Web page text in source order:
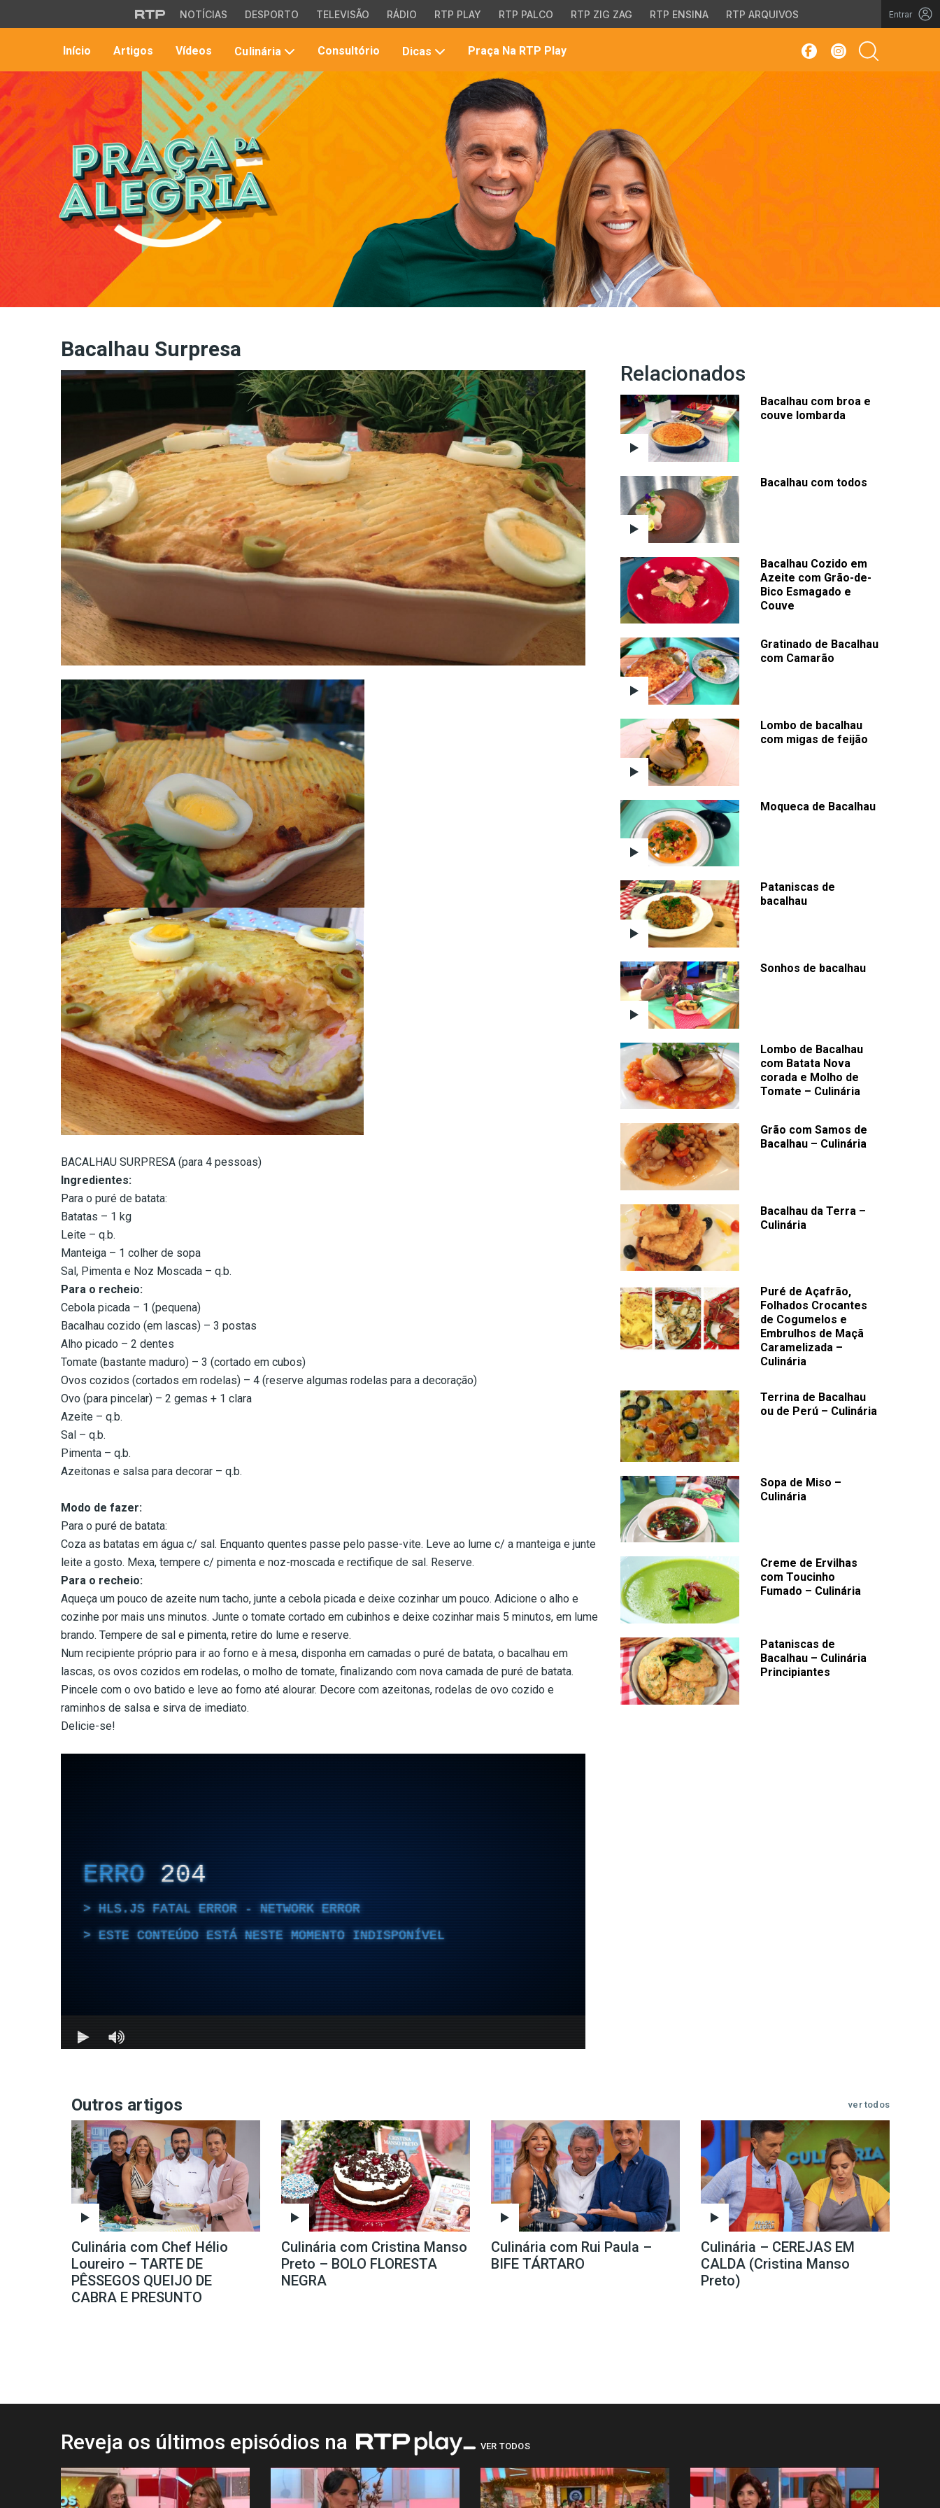
Saltar para o conteúdo principal
NOTÍCIAS DESPORTO TELEVISÃO RÁDIO RTP PLAY RTP PALCO RTP ZIG ZAG RTP ENSINA RTP ARQUIVOS Entrar
Início Artigos Vídeos Culinária Consultório Dicas Praça Na RTP Play
site
Bacalhau Surpresa
BACALHAU SURPRESA (para 4 pessoas)
Ingredientes:
Para o puré de batata:
Batatas – 1 kg
Leite – q.b.
Manteiga – 1 colher de sopa
Sal, Pimenta e Noz Moscada – q.b.
Para o recheio:
Cebola picada – 1 (pequena)
Bacalhau cozido (em lascas) – 3 postas
Alho picado – 2 dentes
Tomate (bastante maduro) – 3 (cortado em cubos)
Ovos cozidos (cortados em rodelas) – 4 (reserve algumas rodelas para a decoração)
Ovo (para pincelar) – 2 gemas + 1 clara
Azeite – q.b.
Sal – q.b.
Pimenta – q.b.
Azeitonas e salsa para decorar – q.b.
Modo de fazer:
Para o puré de batata:
Coza as batatas em água c/ sal. Enquanto quentes passe pelo passe-vite. Leve ao lume c/ a manteiga e junte
leite a gosto. Mexa, tempere c/ pimenta e noz-moscada e rectifique de sal. Reserve.
Para o recheio:
Aqueça um pouco de azeite num tacho, junte a cebola picada e deixe cozinhar um pouco. Adicione o alho e
cozinhe por mais uns minutos. Junte o tomate cortado em cubinhos e deixe cozinhar mais 5 minutos, em lume
brando. Tempere de sal e pimenta, retire do lume e reserve.
Num recipiente próprio para ir ao forno e à mesa, disponha em camadas o puré de batata, o bacalhau em
lascas, os ovos cozidos em rodelas, o molho de tomate, finalizando com nova camada de puré de batata.
Pincele com o ovo batido e leve ao forno até alourar. Decore com azeitonas, rodelas de ovo cozido e
raminhos de salsa e sirva de imediato.
Delicie-se!
Relacionados
Bacalhau com broa e
couve lombarda
Bacalhau com todos
Bacalhau Cozido em
Azeite com Grão-de-
Bico Esmagado e
Couve
Gratinado de Bacalhau
com Camarão
Lombo de bacalhau
com migas de feijão
Moqueca de Bacalhau
Pataniscas de
bacalhau
Sonhos de bacalhau
Lombo de Bacalhau
com Batata Nova
corada e Molho de
Tomate – Culinária
Grão com Samos de
Bacalhau – Culinária
Bacalhau da Terra –
Culinária
Puré de Açafrão,
Folhados Crocantes
de Cogumelos e
Embrulhos de Maçã
Caramelizada –
Culinária
Terrina de Bacalhau
ou de Perú – Culinária
Sopa de Miso –
Culinária
Creme de Ervilhas
com Toucinho
Fumado – Culinária
Pataniscas de
Bacalhau – Culinária
Principiantes
Outros artigos ver todos
Culinária com Chef Hélio
Loureiro – TARTE DE
PÊSSEGOS QUEIJO DE
CABRA E PRESUNTO
Culinária com Cristina Manso
Preto – BOLO FLORESTA
NEGRA
Culinária com Rui Paula –
BIFE TÁRTARO
Culinária – CEREJAS EM
CALDA (Cristina Manso
Preto)
Reveja os últimos episódios na VER TODOS